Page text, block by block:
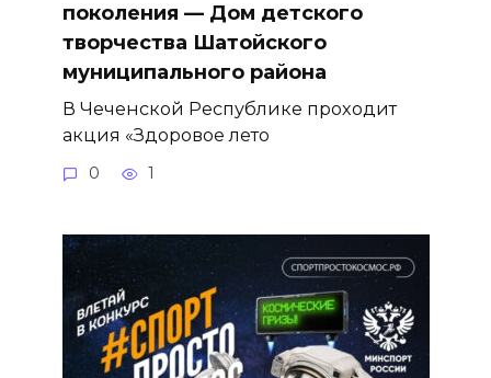
поколения — Дом детского
творчества Шатойского
муниципального района
В Чеченской Республике проходит
акция «Здоровое лето
0 1